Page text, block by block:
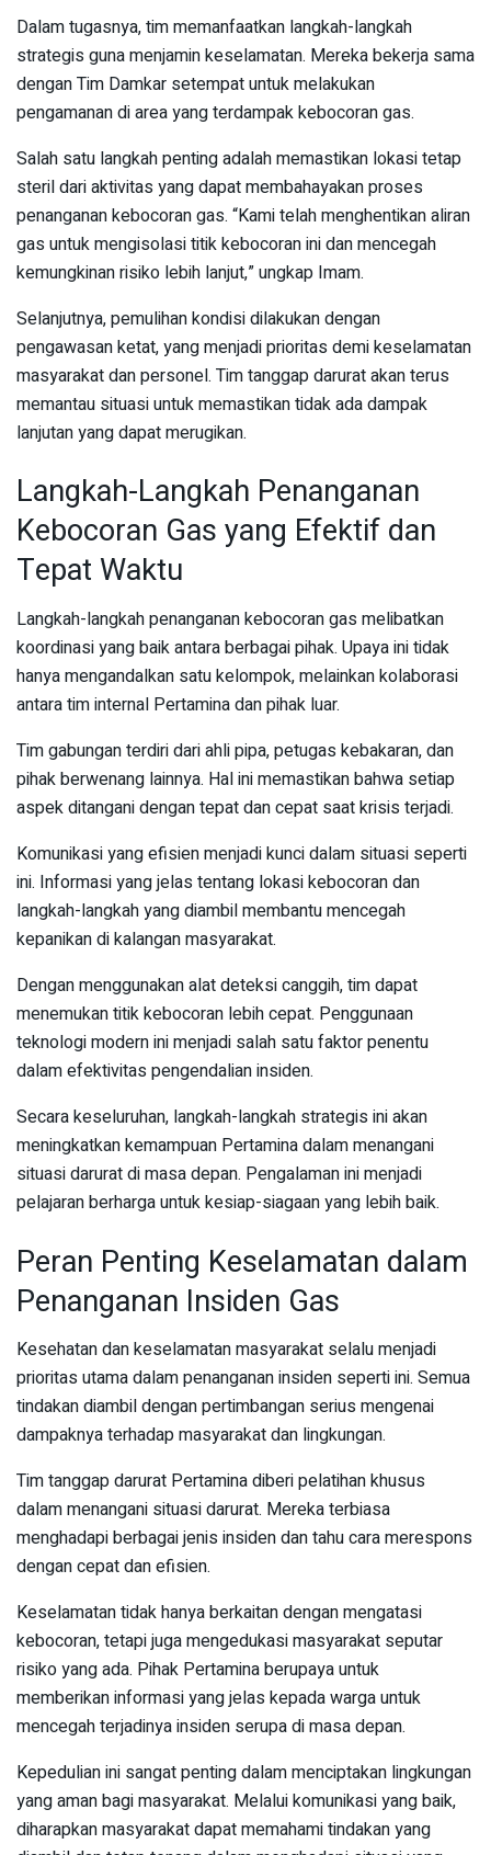
Dalam tugasnya, tim memanfaatkan langkah-langkah
strategis guna menjamin keselamatan. Mereka bekerja sama
dengan Tim Damkar setempat untuk melakukan
pengamanan di area yang terdampak kebocoran gas.
Salah satu langkah penting adalah memastikan lokasi tetap
steril dari aktivitas yang dapat membahayakan proses
penanganan kebocoran gas. “Kami telah menghentikan aliran
gas untuk mengisolasi titik kebocoran ini dan mencegah
kemungkinan risiko lebih lanjut,” ungkap Imam.
Selanjutnya, pemulihan kondisi dilakukan dengan
pengawasan ketat, yang menjadi prioritas demi keselamatan
masyarakat dan personel. Tim tanggap darurat akan terus
memantau situasi untuk memastikan tidak ada dampak
lanjutan yang dapat merugikan.
Langkah-Langkah Penanganan
Kebocoran Gas yang Efektif dan
Tepat Waktu
Langkah-langkah penanganan kebocoran gas melibatkan
koordinasi yang baik antara berbagai pihak. Upaya ini tidak
hanya mengandalkan satu kelompok, melainkan kolaborasi
antara tim internal Pertamina dan pihak luar.
Tim gabungan terdiri dari ahli pipa, petugas kebakaran, dan
pihak berwenang lainnya. Hal ini memastikan bahwa setiap
aspek ditangani dengan tepat dan cepat saat krisis terjadi.
Komunikasi yang efisien menjadi kunci dalam situasi seperti
ini. Informasi yang jelas tentang lokasi kebocoran dan
langkah-langkah yang diambil membantu mencegah
kepanikan di kalangan masyarakat.
Dengan menggunakan alat deteksi canggih, tim dapat
menemukan titik kebocoran lebih cepat. Penggunaan
teknologi modern ini menjadi salah satu faktor penentu
dalam efektivitas pengendalian insiden.
Secara keseluruhan, langkah-langkah strategis ini akan
meningkatkan kemampuan Pertamina dalam menangani
situasi darurat di masa depan. Pengalaman ini menjadi
pelajaran berharga untuk kesiap-siagaan yang lebih baik.
Peran Penting Keselamatan dalam
Penanganan Insiden Gas
Kesehatan dan keselamatan masyarakat selalu menjadi
prioritas utama dalam penanganan insiden seperti ini. Semua
tindakan diambil dengan pertimbangan serius mengenai
dampaknya terhadap masyarakat dan lingkungan.
Tim tanggap darurat Pertamina diberi pelatihan khusus
dalam menangani situasi darurat. Mereka terbiasa
menghadapi berbagai jenis insiden dan tahu cara merespons
dengan cepat dan efisien.
Keselamatan tidak hanya berkaitan dengan mengatasi
kebocoran, tetapi juga mengedukasi masyarakat seputar
risiko yang ada. Pihak Pertamina berupaya untuk
memberikan informasi yang jelas kepada warga untuk
mencegah terjadinya insiden serupa di masa depan.
Kepedulian ini sangat penting dalam menciptakan lingkungan
yang aman bagi masyarakat. Melalui komunikasi yang baik,
diharapkan masyarakat dapat memahami tindakan yang